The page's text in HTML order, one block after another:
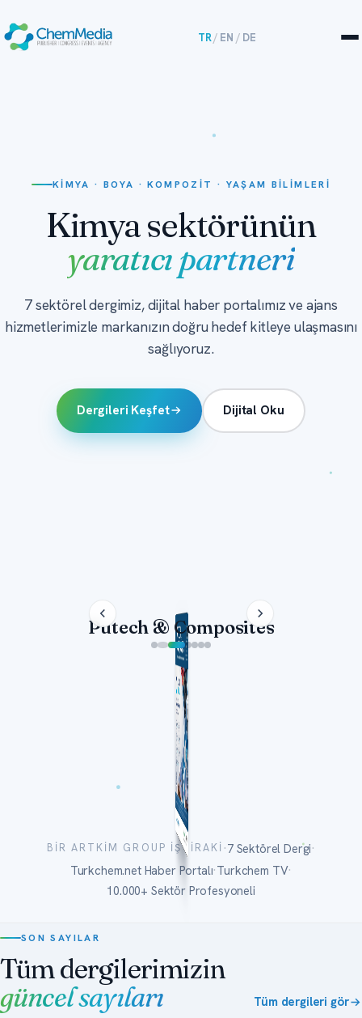
TR/ EN / DE
KIMYA · BOYA · KOMPOZIT · YAŞAM BILIMLERI
Kimya sektörünün
yaratıcı partneri
7 sektörel dergimiz, dijital haber portalımız ve ajans
hizmetlerimizle markanızın doğru hedef kitleye ulaşmasını
sağlıyoruz.
Dergileri Keşfet Dijital Oku
Putech & Composites
BIR ARTKIM GROUP IŞTIRAKI ·7 Sektörel Dergi·
Turkchem.net Haber Portalı·Turkchem TV·
10.000+ Sektör Profesyoneli
SON SAYILAR
Tüm dergilerimizin
güncel sayıları
Tüm dergileri gör